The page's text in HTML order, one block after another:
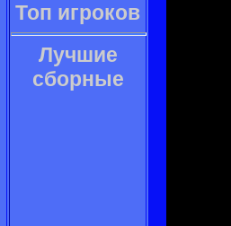
Топ игроков
Лучшие
сборные